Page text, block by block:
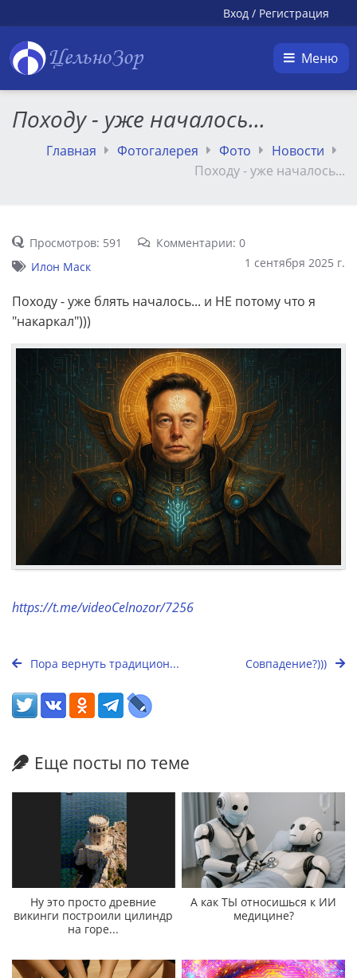
Вход / Регистрация
ЦельноЗор Меню
Походу - уже началось...
Главная Фотогалерея Фото
Новости
Походу - уже началось...
Просмотров: 591
Комментарии: 0
1 сентября 2025 г.
Илон Маск
Походу - уже блять началось... и НЕ потому что я
"накаркал")))
https://t.me/videoCelnozor/7256
Пора вернуть традицион... Совпадение?)))
Еще посты по теме
Ну это просто древние
викинги построили цилиндр
на горе...
А как ТЫ относишься к ИИ
медицине?